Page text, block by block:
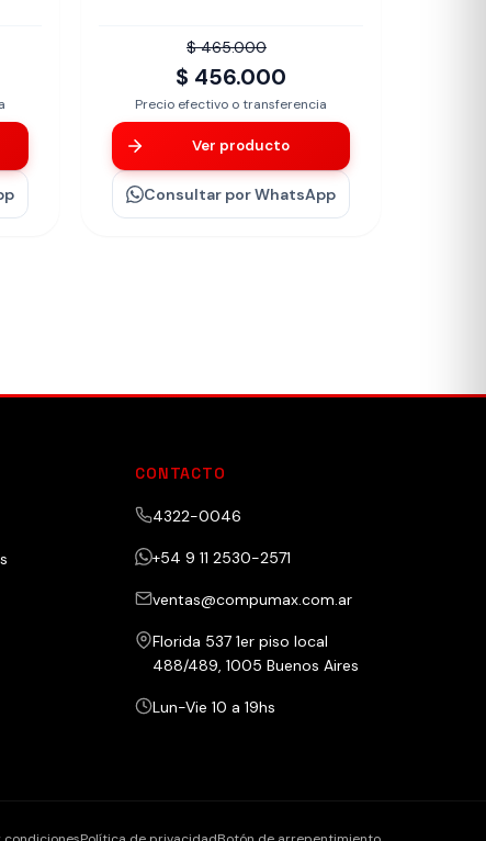
$ 465.000
$ 456.000
Precio efectivo o transferencia
Ver producto
Consultar por WhatsApp
CONTACTO
4322-0046
+54 9 11 2530-2571
ventas@compumax.com.ar
Florida 537 1er piso local
488/489, 1005 Buenos Aires
Lun-Vie 10 a 19hs